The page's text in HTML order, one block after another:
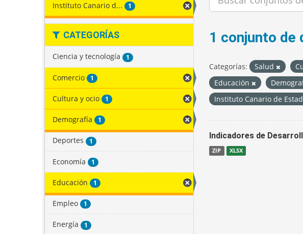
Instituto Canario d... 1
CATEGORÍAS
Ciencia y tecnología 1
Comercio 1
Cultura y ocio 1
Demografía 1
Deportes 1
Economía 1
Educación 1
Empleo 1
Energía 1
1 conjunto de
Categorías: Salud
Educación
Instituto Canario de
Indicadores de
ZIP XLSX